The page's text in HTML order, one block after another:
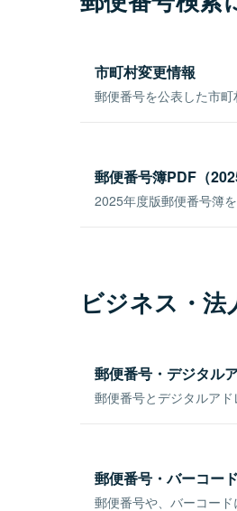
市町村変更情報
郵便番号を公表した市町
郵便番号簿PDF（
2025年度版郵便番号簿
ビジネス・
郵便番号・デジタル
郵便番号とデジタルアド
郵便番号・バーコー
郵便番号や、バーコード